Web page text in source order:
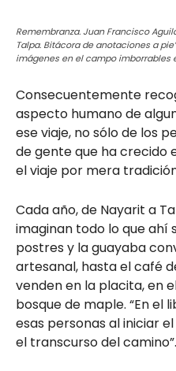
Remembranza. Juan Francisco
Talpa. Bitácora de anotaciones a
imágenes en el campo imborrables
Consecuentemente
aspecto humano de
ese viaje, no sólo de los
de gente que ha crecido
el viaje por mera
Cada año, de Nayarit a
imaginan todo lo que ahí
postres y la guayaba
artesanal, hasta el café
venden en la placita, en
bosque de maple. “En
esas personas al iniciar
el transcurso del camino”.